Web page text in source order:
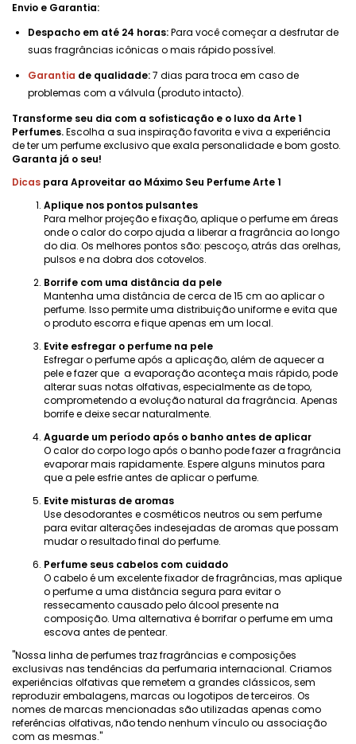
Envio e Garantia:
Despacho em até 24 horas:Para você começar a desfrutar de
suas fragrâncias icônicas o mais rápido possível.
Garantia de qualidade:7 dias para troca em caso de
problemas com a válvula (produto intacto).
Transforme seu dia com a sofisticação e o luxo da Arte 1
Perfumes.Escolha a sua inspiração favorita e viva a experiência
de ter um perfume exclusivo que exala personalidade e bom gosto.
Garanta já o seu!
Dicas para Aproveitar ao Máximo Seu Perfume Arte 1
Aplique nos pontos pulsantes
Para melhor projeção e fixação, aplique o perfume em áreas
onde o calor do corpo ajuda a liberar a fragrância ao longo
do dia. Os melhores pontos são: pescoço, atrás das orelhas,
pulsos e na dobra dos cotovelos.
Borrife com uma distância da pele
Mantenha uma distância de cerca de 15 cm ao aplicar o
perfume. Isso permite uma distribuição uniforme e evita que
o produto escorra e fique apenas em um local.
Evite esfregar o perfume na pele
Esfregar o perfume após a aplicação, além de aquecer a
pele e fazer que a evaporação aconteça mais rápido, pode
alterar suas notas olfativas, especialmente as de topo,
comprometendo a evolução natural da fragrância. Apenas
borrife e deixe secar naturalmente.
Aguarde um período após o banho antes de aplicar
O calor do corpo logo após o banho pode fazer a fragrância
evaporar mais rapidamente. Espere alguns minutos para
que a pele esfrie antes de aplicar o perfume.
Evite misturas ​​de aromas
Use desodorantes e cosméticos neutros ou sem perfume
para evitar alterações indesejadas de aromas que possam
mudar o resultado final do perfume.
Perfume seus cabelos com cuidado
O cabelo é um excelente fixador de fragrâncias, mas aplique
o perfume a uma distância segura para evitar o
ressecamento causado pelo álcool presente na
composição. Uma alternativa é borrifar o perfume em uma
escova antes de pentear.
"Nossa linha de perfumes traz fragrâncias e composições
exclusivas nas tendências da perfumaria internacional. Criamos
experiências olfativas que remetem a grandes clássicos, sem
reproduzir embalagens, marcas ou logotipos de terceiros. Os
nomes de marcas mencionadas são utilizadas apenas como
referências olfativas, não tendo nenhum vínculo ou associação
com as mesmas."